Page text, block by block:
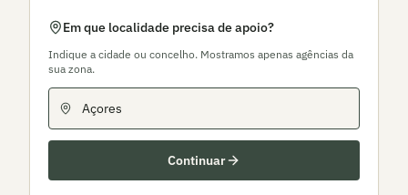
Em que localidade precisa de apoio?
Indique a cidade ou concelho. Mostramos apenas agências da
sua zona.
Continuar